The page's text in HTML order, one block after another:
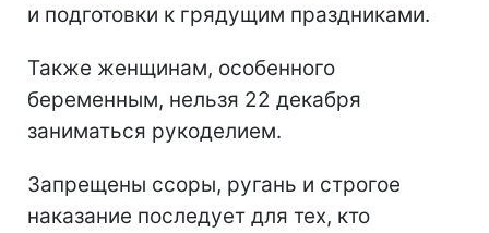
и подготовки к грядущим праздниками.
Также женщинам, особенного
беременным, нельзя 22 декабря
заниматься рукоделием.
Запрещены ссоры, ругань и строгое
наказание последует для тех, кто